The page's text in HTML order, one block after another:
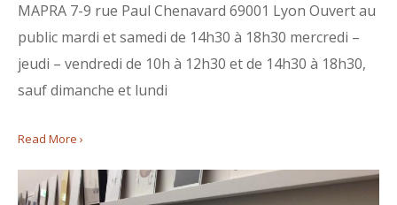
MAPRA 7-9 rue Paul Chenavard 69001 Lyon Ouvert au
public mardi et samedi de 14h30 à 18h30 mercredi –
jeudi – vendredi de 10h à 12h30 et de 14h30 à 18h30,
sauf dimanche et lundi
Read More ›